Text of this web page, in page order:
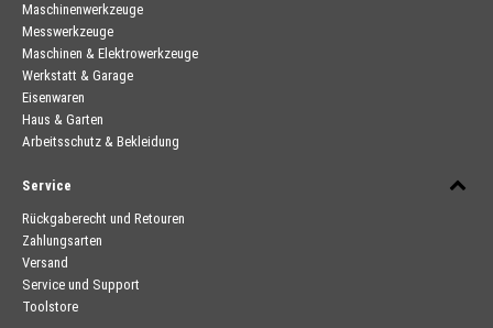
Maschinenwerkzeuge
Messwerkzeuge
Maschinen & Elektrowerkzeuge
Werkstatt & Garage
Eisenwaren
Haus & Garten
Arbeitsschutz & Bekleidung
Service
Rückgaberecht und Retouren
Zahlungsarten
Versand
Service und Support
Toolstore